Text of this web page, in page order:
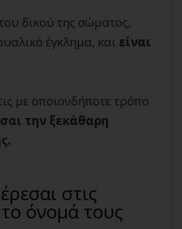
δικού της σώματος,
έγκλημα, και είναι
με οποιονδήποτε τρόπο
την ξεκάθαρη
στις
όνομά τους